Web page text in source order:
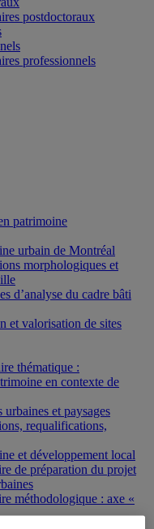
postdoctoraux
professionnels
patrimoine
urbain de Montréal
morphologiques et
d’analyse du cadre bâti
et valorisation de sites
thématique :
en contexte de
et paysages
requalifications,
et développement local
de préparation du projet
méthodologique : axe «